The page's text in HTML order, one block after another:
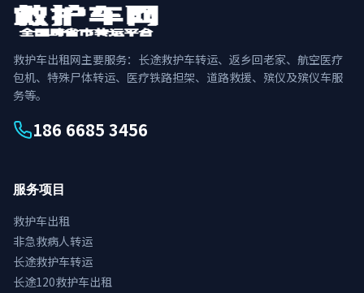
救护车出租网主要服务：长途救护车转运、返乡回老家、航空医疗
包机、特殊尸体转运、医疗铁路担架、道路救援、殡仪及殡仪车服
务等。
186 6685 3456
服务项目
救护车出租
非急救病人转运
长途救护车转运
长途120救护车出租